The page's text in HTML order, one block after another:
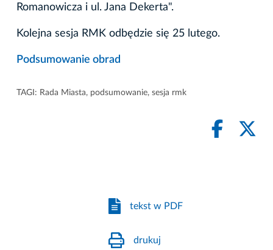
Romanowicza i ul. Jana Dekerta".
Kolejna sesja RMK odbędzie się 25 lutego.
Podsumowanie obrad
TAGI: Rada Miasta, podsumowanie, sesja rmk
tekst w PDF
drukuj